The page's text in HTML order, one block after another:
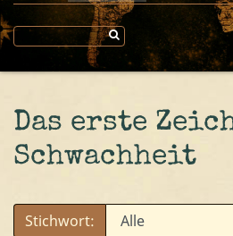
Das erste
Schwachheit
Stichwort: